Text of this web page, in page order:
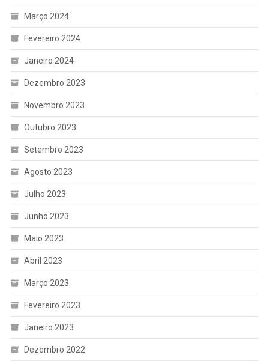
Março 2024
Fevereiro 2024
Janeiro 2024
Dezembro 2023
Novembro 2023
Outubro 2023
Setembro 2023
Agosto 2023
Julho 2023
Junho 2023
Maio 2023
Abril 2023
Março 2023
Fevereiro 2023
Janeiro 2023
Dezembro 2022